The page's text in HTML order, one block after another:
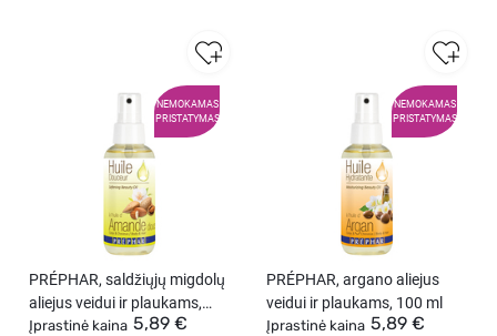
NEMOKAMAS
PRISTATYMAS
PRÉPHAR, saldžiųjų migdolų
aliejus veidui ir plaukams,
100 ml
Įprastinė kaina 5,89 €
NEMOKAMAS
PRISTATYMAS
PRÉPHAR, argano aliejus
veidui ir plaukams, 100 ml
Įprastinė kaina 5,89 €